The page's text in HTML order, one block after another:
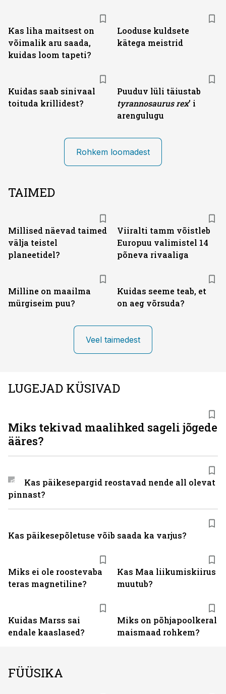
Kas liha maitsest on
võimalik aru saada,
kuidas loom tapeti?
Looduse kuldsete
kätega meistrid
Kuidas saab sinivaal
toituda krillidest?
Puuduv lüli täiustab
tyranno­saurus rex’ i
arengulugu
Rohkem loomadest
TAIMED
Millised näevad taimed
välja teistel
planeetidel?
Viiralti tamm võistleb
Europuu valimistel 14
põneva rivaaliga
Milline on maailma
mürgiseim puu?
Kuidas seeme teab, et
on aeg võrsuda?
Veel taimedest
LUGEJAD KÜSIVAD
Miks ei ole roostevaba
teras magnetiline?
Kas Maa liikumiskiirus
muutub?
Kuidas Marss sai
endale kaaslased?
Miks on põhjapoolkeral
maismaad rohkem?
Miks tekivad maalihked sageli jõgede
ääres?
Kas päikesepargid reostavad nende all olevat
pinnast?
Kas päikesepõletuse võib saada ka varjus?
FÜÜSIKA